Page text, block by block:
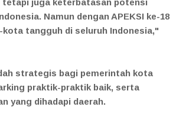
Namun dengan APEKSI ke-18
tangguh di seluruh Indonesia,"
strategis bagi pemerintah kota
praktik-praktik baik, serta
yang dihadapi daerah.